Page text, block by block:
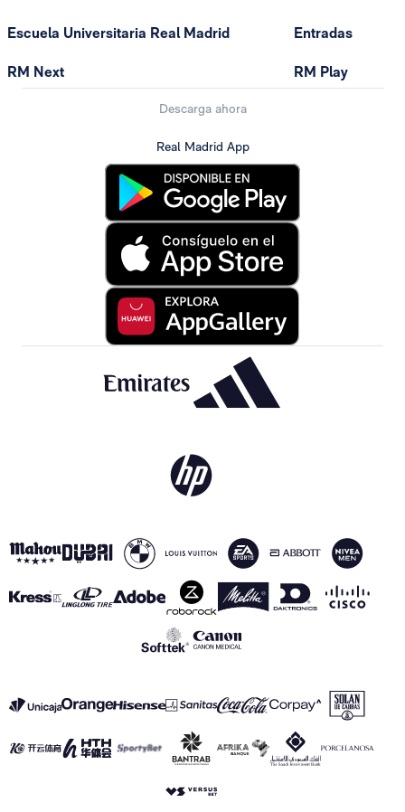
Escuela Universitaria Real Madrid
RM Next
Entradas
RM Play
Descarga ahora
Real Madrid App